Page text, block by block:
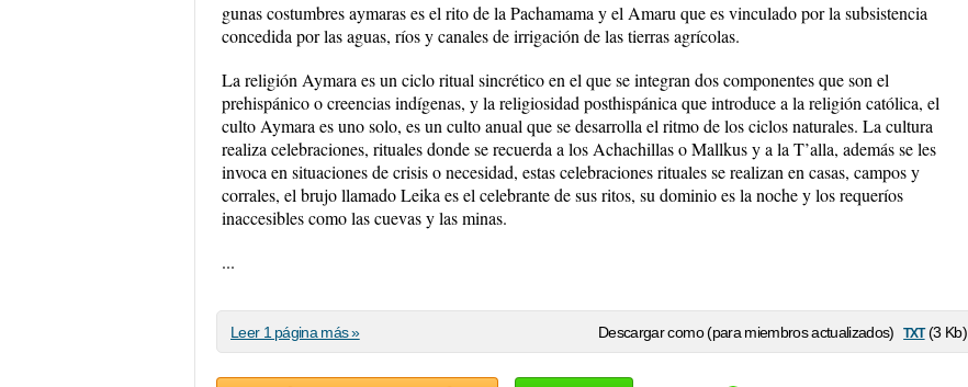
gunas costumbres aymaras es el rito de la Pachamama y el Amaru que es vinculado por la subsistencia
concedida por las aguas, ríos y canales de irrigación de las tierras agrícolas.
La religión Aymara es un ciclo ritual sincrético en el que se integran dos componentes que son el
prehispánico o creencias indígenas, y la religiosidad posthispánica que introduce a la religión católica, el
culto Aymara es uno solo, es un culto anual que se desarrolla el ritmo de los ciclos naturales. La cultura
realiza celebraciones, rituales donde se recuerda a los Achachillas o Mallkus y a la T’alla, además se les
invoca en situaciones de crisis o necesidad, estas celebraciones rituales se realizan en casas, campos y
corrales, el brujo llamado Leika es el celebrante de sus ritos, su dominio es la noche y los requeríos
inaccesibles como las cuevas y las minas.
...
Descargar como (para miembros actualizados) txt(3 Kb)
Leer 1 página más »